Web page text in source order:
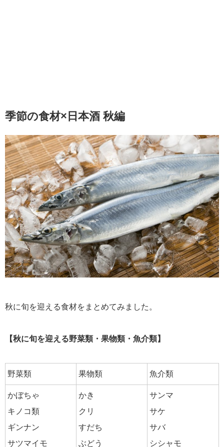
季節の食材×日本酒 秋編
秋に旬を迎える食材をまとめてみました。
【秋に旬を迎える野菜類・果物類・魚介類】
野菜類 果物類 魚介類
かぼちゃ
キノコ類
ギンナン
サツマイモ
かき
クリ
すだち
ぶどう
サンマ
サケ
サバ
シシャモ